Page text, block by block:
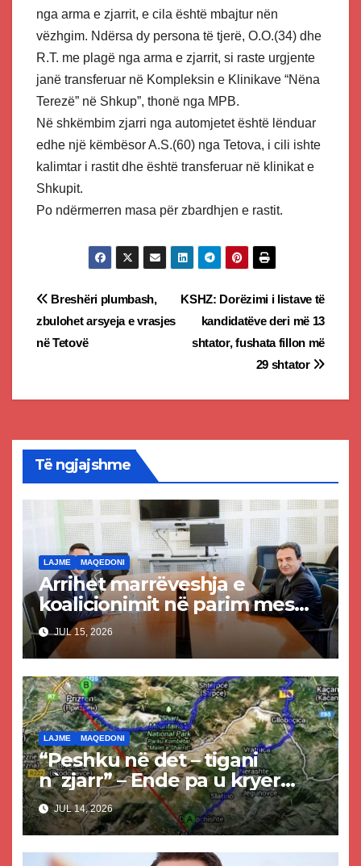
nga arma e zjarrit, e cila është mbajtur nën
vëzhgim. Ndërsa dy persona të tjerë, O.O.(34) dhe
R.T. me plagë nga arma e zjarrit, si raste urgjente
janë transferuar në Kompleksin e Klinikave “Nëna
Terezë” në Shkup”, thonë nga MPB.
Në shkëmbim zjarri nga automjetet është lënduar
edhe një këmbësor A.S.(60) nga Tetova, i cili ishte
kalimtar i rastit dhe është transferuar në klinikat e
Shkupit.
Po ndërmerren masa për zbardhjen e rastit.
Post
navigation
KSHZ: Dorëzimi i listave të
kandidatëve deri më 13
shtator, fushata fillon më
29 shtator
Breshëri plumbash,
zbulohet arsyeja e vrasjes
në Tetovë
Të ngjajshme
LAJME MAQEDONI
Arrihet marrëveshja e
koalicionimit në parim mes
Kurtit dhe Abdixhikut
JUL 15, 2026
LAJME MAQEDONI
“Peshku në det – tigani
n`zjarr” – Ende pa u kryer
projekti i tunelit, komuna e
Tetovës nis punimet për
rrugën Tetovë – Prizren
JUL 14, 2026